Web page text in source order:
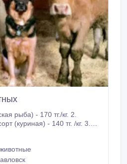
рыба) - 170 тг./кг. 2.
(куриная) - 140 тг. /кг. 3.
97, ГОСТ - 300 тг.
(свинина) - 170 тг. /кг. 6.
- 500 тг. /кг. 7.